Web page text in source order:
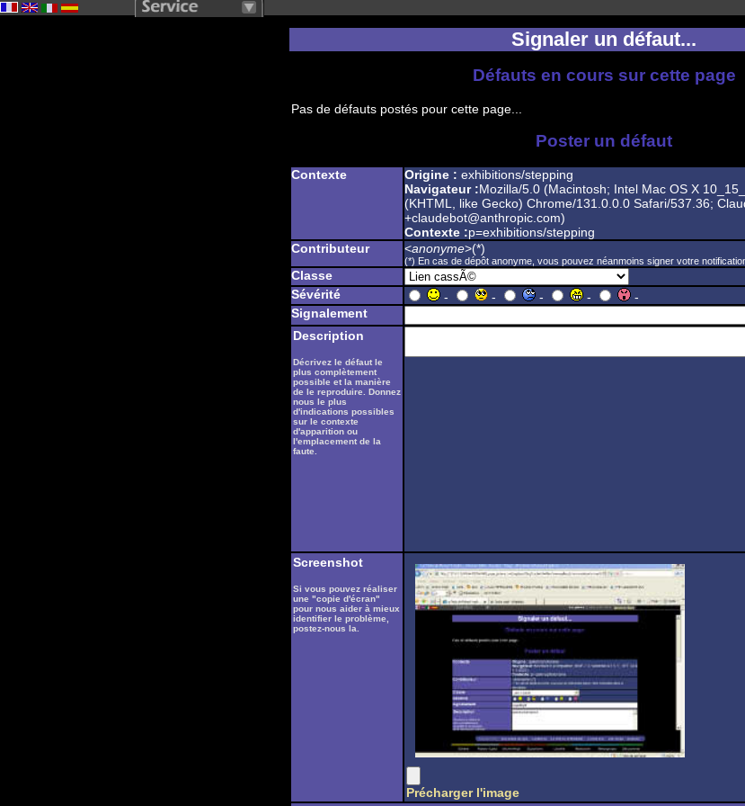
Signaler un défaut...
Défauts en cours sur cette page
Pas de défauts postés pour cette page...
Poster un défaut
Contexte Origine : exhibitions/stepping
Navigateur :Mozilla/5.0 (Macintosh; Intel Mac OS X
(KHTML, like Gecko) Chrome/131.0.0.0 Safari/537.36;
+claudebot@anthropic.com)
Contexte :p=exhibitions/stepping
Contributeur
<anonyme>(*)
(*) En cas de dépôt anonyme, vous pouvez néanmoins signer votre
Classe
Sévérité
- - - -
-
Signalement
Description
Décrivez le défaut le
plus complètement
possible et la manière
de le reproduire. Donnez
nous le plus
d'indications possibles
sur le contexte
d'apparition ou
l'emplacement de la
faute.
Screenshot
Si vous pouvez réaliser
une "copie d'écran"
pour nous aider à mieux
identifier le problème,
postez-nous la.
Précharger l'image